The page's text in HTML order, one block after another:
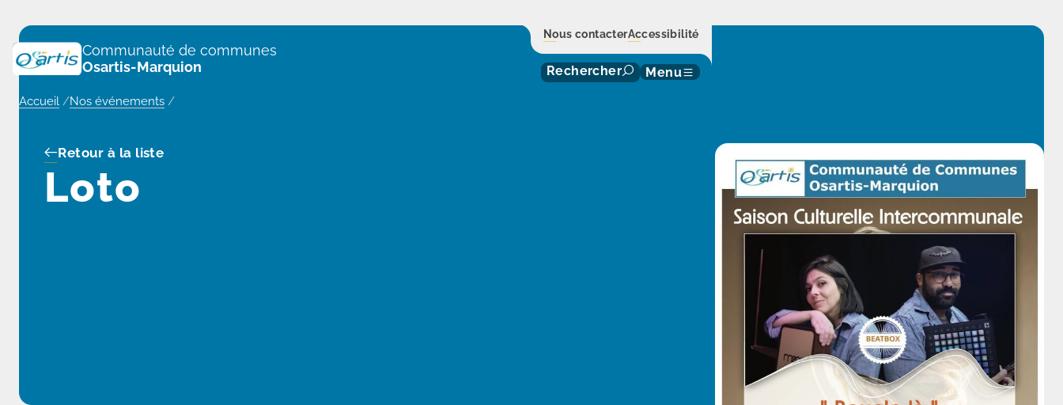
Communauté de communes
Osartis-Marquion
Nous contacterAccessibilité
Rechercher Menu
Accueil /Nos événements /
Loto
Retour à la liste